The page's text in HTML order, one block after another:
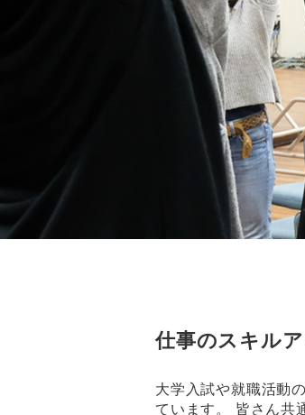
仕事のスキル
大学入試や就職活動
ています。 皆さん共